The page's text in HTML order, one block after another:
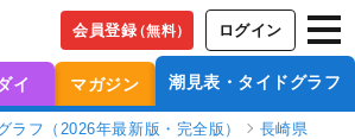
会員登録（無料） ログイン
イ マガジン 潮見表・タイドグラフ
ラフ（2026年最新版・完全版）
長崎県